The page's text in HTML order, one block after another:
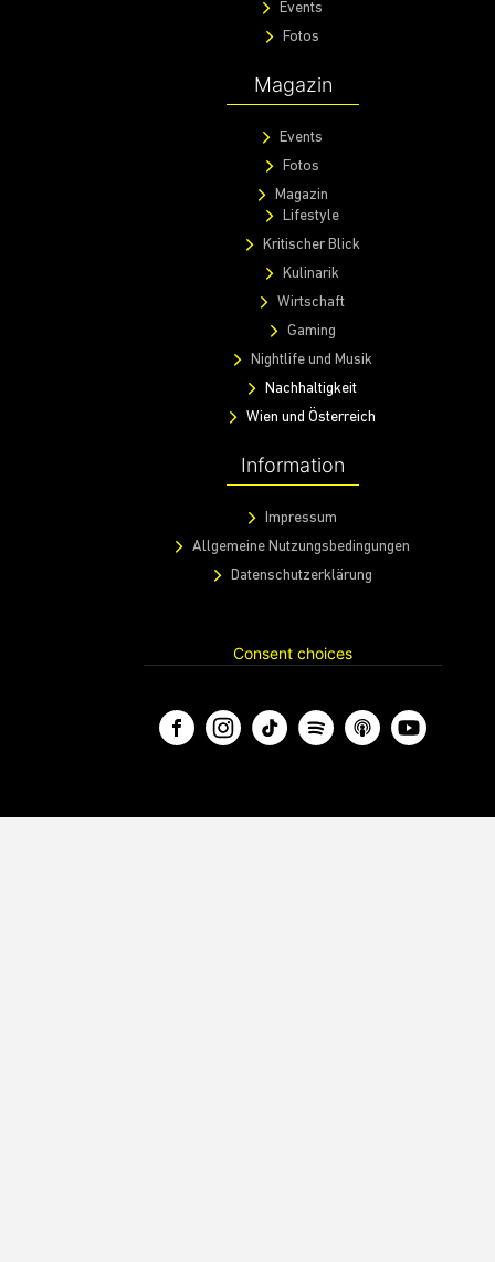
Events
Fotos
Magazin
Events
Fotos
Magazin
Lifestyle
Kritischer Blick
Kulinarik
Wirtschaft
Gaming
Nightlife und Musik
Nachhaltigkeit
Wien und Österreich
Information
Impressum
Allgemeine Nutzungsbedingungen
Datenschutzerklärung
Consent choices